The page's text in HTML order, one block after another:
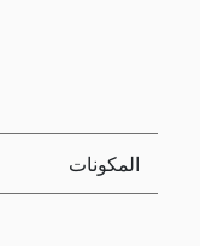
المكونات